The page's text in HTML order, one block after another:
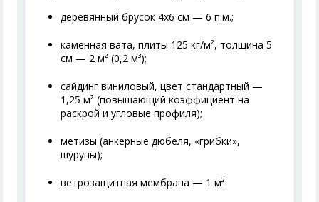
деревянный брусок 4х6 см — 6 п.м.;
каменная вата, плиты 125 кг/м², толщина 5
см — 2 м² (0,2 м³);
сайдинг виниловый, цвет стандартный —
1,25 м² (повышающий коэффициент на
раскрой и угловые профиля);
метизы (анкерные дюбеля, «грибки»,
шурупы);
ветрозащитная мембрана — 1 м².